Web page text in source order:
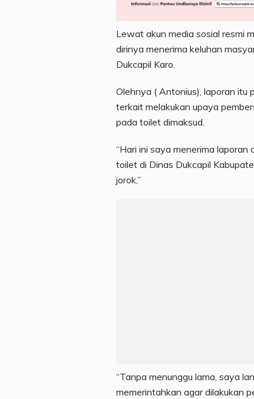
Lewat akun media sosial resmi
dirinya menerima keluhan
Dukcapil Karo.
Olehnya ( Antonius), laporan itu
terkait melakukan upaya
pada toilet dimaksud.
“Hari ini saya menerima
toilet di Dinas Dukcapil
jorok,”
“Tanpa menunggu lama, saya
memerintahkan agar dilakukan